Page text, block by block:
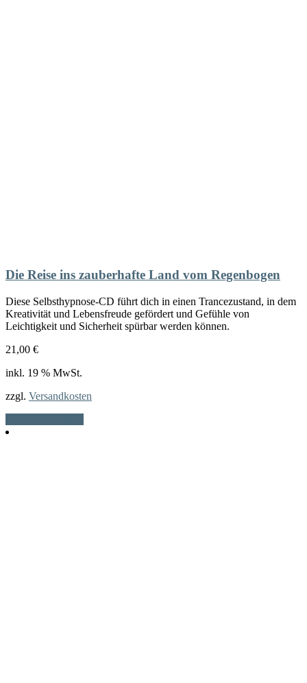
Die Reise ins zauberhafte Land vom Regenbogen
Diese Selbsthypnose-CD führt dich in einen Trancezustand, in dem
Kreativität und Lebensfreude gefördert und Gefühle von
Leichtigkeit und Sicherheit spürbar werden können.
21,00 €
inkl. 19 % MwSt.
zzgl. Versandkosten